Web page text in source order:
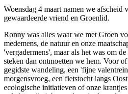
Woensdag 4 maart namen we afscheid
gewaardeerde vriend en Groenlid.
Ronny was alles waar we met Groen
medemens, de natuur en onze
'vergadermens', maar als het was om
steken dan ontmoetten we hem. Voor
gegidste wandeling, een 'fijne
morgensvroeg, een fietstocht langs
ecologische initiatieven of onze